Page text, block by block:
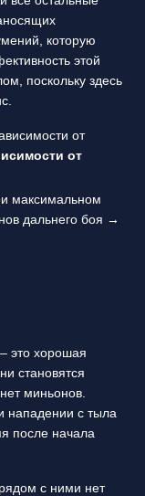
которую
этой
поскольку здесь
от
от
максимальном
дальнего боя →
это хорошая
становятся
миньонов.
нападении с тыла
после начала
с ними нет